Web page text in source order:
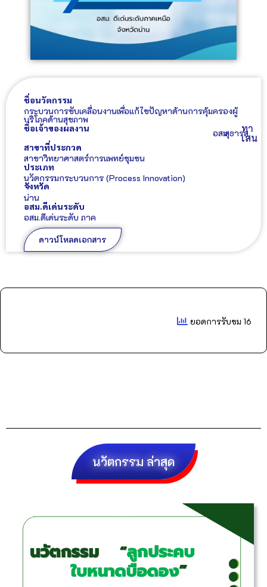
ชื่อนวัตกรรม
กระบวนการขับเคลื่อนงานเพื่อแก้ไขปัญหาด้านการคุ้มครองผู้
บริโภคด้านสุขภาพ
ชื่อเจ้าของผลงาน อสม.สุธารส
ทา
เสน
สาขาที่ประกวด
สาขาวิทยาศาสตร์การแพทย์ชุมชน
ประเภท
นวัตกรรมกระบวนการ (Process Innovation)
จังหวัด
น่าน
อสม.ดีเด่นระดับ
อสม.ดีเด่นระดับ ภาค
ดาวน์โหลดเอกสาร
ยอดการรับชม 16
นวัตกรรม ล่าสุด